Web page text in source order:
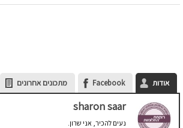
אודות Facebook מתכונים אחרונים
sharon saar
נעים להכיר, אני שרון.